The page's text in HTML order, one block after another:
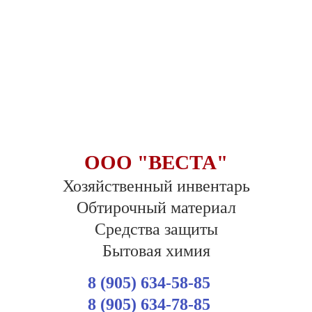
ООО "ВЕСТА"
Хозяйственный инвентарь
Обтирочный материал
Средства защиты
Бытовая химия
8 (905) 634-58-85
8 (905) 634-78-85